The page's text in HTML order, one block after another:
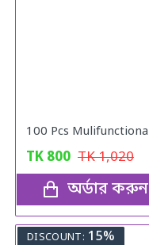
TK 800 TK1,020
অর্ডার করুন
DISCOUNT: 15%